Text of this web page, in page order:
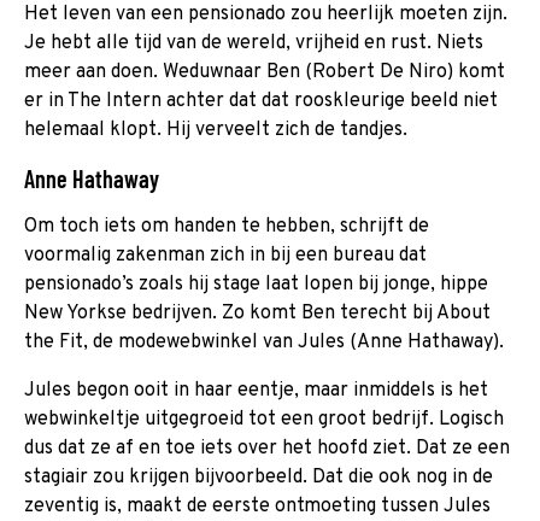
Het leven van een pensionado zou heerlijk moeten zijn.
Je hebt alle tijd van de wereld, vrijheid en rust. Niets
meer aan doen. Weduwnaar Ben (Robert De Niro) komt
er in The Intern achter dat dat rooskleurige beeld niet
helemaal klopt. Hij verveelt zich de tandjes.
Anne Hathaway
Om toch iets om handen te hebben, schrijft de
voormalig zakenman zich in bij een bureau dat
pensionado’s zoals hij stage laat lopen bij jonge, hippe
New Yorkse bedrijven. Zo komt Ben terecht bij About
the Fit, de modewebwinkel van Jules (Anne Hathaway).
Jules begon ooit in haar eentje, maar inmiddels is het
webwinkeltje uitgegroeid tot een groot bedrijf. Logisch
dus dat ze af en toe iets over het hoofd ziet. Dat ze een
stagiair zou krijgen bijvoorbeeld. Dat die ook nog in de
zeventig is, maakt de eerste ontmoeting tussen Jules